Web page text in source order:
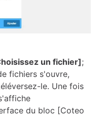
un fichier];
fichiers s'ouvre,
le. Une fois
du bloc [Coteo